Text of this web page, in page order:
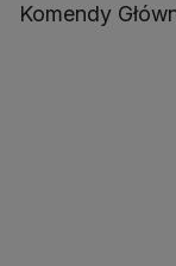
Komendy